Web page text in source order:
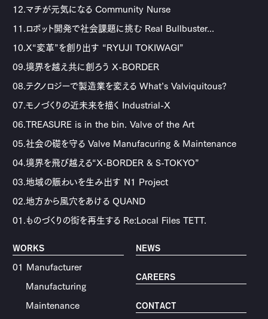
12.マチが元気になる Community Nurse
11.ロボット開発で社会課題に挑む Real Bullbuster...
10.X“変革”を創り出す “RYUJI TOKIWAGI”
09.境界を越え共に創ろう X-BORDER
08.テクノロジーで製造業を変える What’s Valviquitous?
07.モノづくりの近未来を描く Industrial-X
06.TREASURE is in the bin. Valve of the Art
05.社会の礎を守る Valve Manufacuring & Maintenance
04.境界を飛び越える“X-BORDER & S-TOKYO”
03.地域の賑わいを生み出す N1 Project
02.地方から風穴をあける QUAND
01.ものづくりの街を再生する Re:Local Files TETT.
WORKS
01 Manufacturer
Manufacturing
Maintenance
NEWS
CAREERS
CONTACT